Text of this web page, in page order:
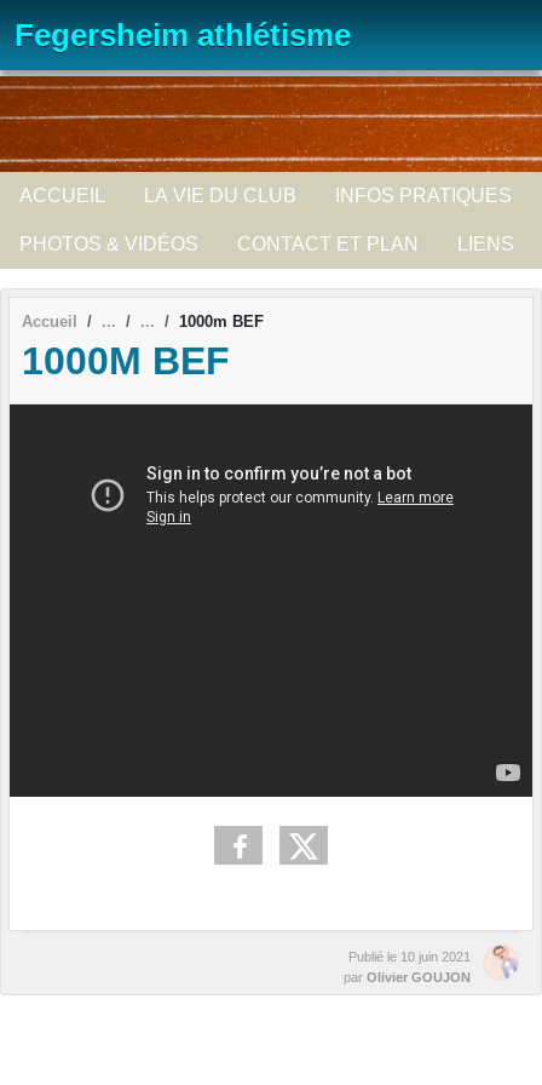
Fegersheim athlétisme
ACCUEIL LA VIE DU CLUB INFOS PRATIQUES
PHOTOS & VIDÉOS CONTACT ET PLAN LIENS
Accueil 1000m BEF
1000M BEF
Publié le 10 juin 2021
par Olivier GOUJON